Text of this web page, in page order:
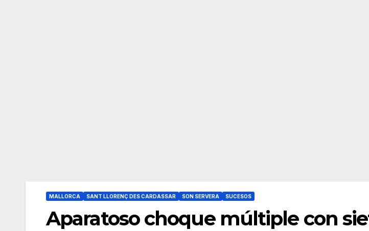
MALLORCA SANT LLORENÇ DES CARDASSAR SON SERVERA SUCESOS
Aparatoso choque múltiple con